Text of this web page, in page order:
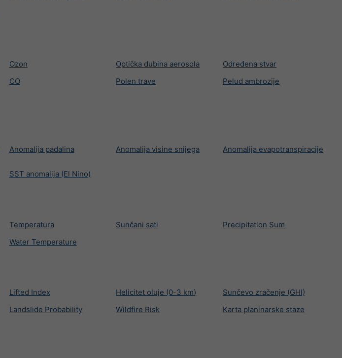
Ozon Optička dubina aerosola
Određena stvar
CO Polen trave
Pelud ambrozije
Anomalija padalina Anomalija visine snijega Anomalija evapotranspiracije
SST anomalija (El Nino)
Temperatura Sunčani sati
Precipitation Sum
Water Temperature
Lifted Index Helicitet oluje (0-3 km)
Sunčevo zračenje (GHI)
Landslide Probability Wildfire Risk Karta planinarske staze